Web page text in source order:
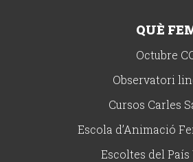
QUÈ
Octubre
Observatori
Cursos Carles
Escola d’Animació
Escoltes del